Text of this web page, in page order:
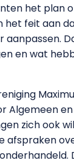
het plan
feit aan
aanpassen.
en wat
zich ook
afspraken